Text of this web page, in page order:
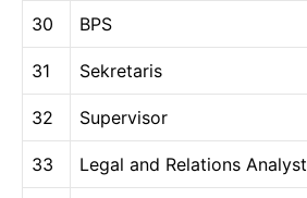
30 BPS
31 Sekretaris
32 Supervisor
33 Legal and Relations Analyst